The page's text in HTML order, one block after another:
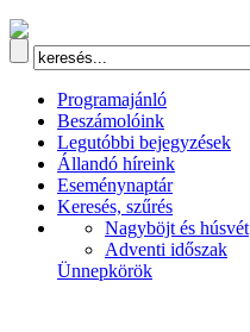
Programajánló
Beszámolóink
Legutóbbi bejegyzések
Állandó híreink
Eseménynaptár
Keresés, szűrés
Nagyböjt és húsvét
Adventi időszak
Ünnepkörök